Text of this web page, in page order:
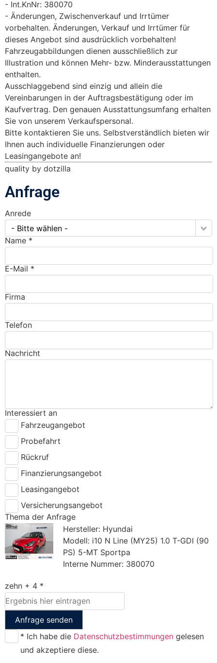
Int.KnNr: 380070
Änderungen, Zwischenverkauf und Irrtümer
vorbehalten. Änderungen, Verkauf und Irrtümer für
dieses Angebot sind ausdrücklich vorbehalten!
Fahrzeugabbildungen dienen ausschließlich zur
Illustration und können Mehr- bzw. Minderausstattungen
enthalten.
Ausschlaggebend sind einzig und allein die
Vereinbarungen in der Auftragsbestätigung oder im
Kaufvertrag. Den genauen Ausstattungsumfang erhalten
Sie von unserem Verkaufspersonal.
Bitte kontaktieren Sie uns. Selbstverständlich bieten wir
Ihnen auch individuelle Finanzierungen oder
Leasingangebote an!
quality by dotzilla
Anfrage
Anrede
- Bitte wählen -
Name *
E-Mail *
Firma
Telefon
Nachricht
Interessiert an
Fahrzeugangebot
Probefahrt
Rückruf
Finanzierungsangebot
Leasingangebot
Versicherungsangebot
Thema der Anfrage
Hersteller: Hyundai
Modell: i10 N Line (MY25) 1.0 T-GDI (90
PS) 5-MT Sportpa
Interne Nummer: 380070
zehn + 4 *
Anfrage senden
* Ich habe die Datenschutzbestimmungen gelesen
und akzeptiere diese.